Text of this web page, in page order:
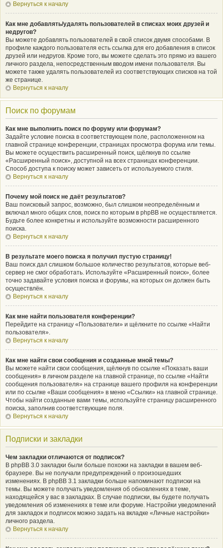
Вернуться к началу
Как мне добавлять/удалять пользователей в списках моих друзей и
недругов?
Вы можете добавлять пользователей в свой список двумя способами. В
профиле каждого пользователя есть ссылка для его добавления в список
друзей или недругов. Кроме того, вы можете сделать это прямо из вашего
личного раздела, непосредственным вводом имени пользователя. Вы
можете также удалять пользователей из соответствующих списков на той
же странице.
Вернуться к началу
Поиск по форумам
Как мне выполнить поиск по форуму или форумам?
Задайте условие поиска в соответствующем поле, расположенном на
главной странице конференции, страницах просмотра форума или темы.
Вы можете осуществить расширенный поиск, щёлкнув по ссылке
«Расширенный поиск», доступной на всех страницах конференции.
Способ доступа к поиску может зависеть от используемого стиля.
Вернуться к началу
Почему мой поиск не даёт результатов?
Ваш поисковый запрос, возможно, был слишком неопределённым и
включал много общих слов, поиск по которым в phpBB не осуществляется.
Будьте более конкретны и используйте возможности расширенного
поиска.
Вернуться к началу
В результате моего поиска я получил пустую страницу!
Ваш поиск дал слишком большое количество результатов, которые веб-
сервер не смог обработать. Используйте «Расширенный поиск», более
точно задавайте условия поиска и форумы, на которых он должен быть
осуществлён.
Вернуться к началу
Как мне найти пользователя конференции?
Перейдите на страницу «Пользователи» и щёлкните по ссылке «Найти
пользователя».
Вернуться к началу
Как мне найти свои сообщения и созданные мной темы?
Вы можете найти свои сообщения, щёлкнув по ссылке «Показать ваши
сообщения» в личном разделе на главной странице, по ссылке «Найти
сообщения пользователя» на странице вашего профиля на конференции
или по ссылке «Ваши сообщения» в меню «Ссылки» на главной странице.
Чтобы найти созданные вами темы, используйте страницу расширенного
поиска, заполнив соответствующие поля.
Вернуться к началу
Подписки и закладки
Чем закладки отличаются от подписок?
В phpBB 3.0 закладки были больше похожи на закладки в вашем веб-
браузере. Вы не получали предупреждений о произошедших
изменениях. В phpBB 3.1 закладки больше напоминают подписки на
темы. Вы можете получать уведомления об обновлениях в теме,
находящейся у вас в закладках. В случае подписки, вы будете получать
уведомления об изменениях в теме или форуме. Настройки уведомлений
для закладок и подписок можно задать на вкладке «Личные настройки»
личного раздела.
Вернуться к началу